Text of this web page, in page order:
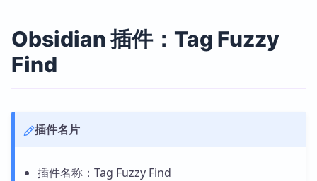
Obsidian 插件：Tag Fuzzy
Find
插件名片
插件名称：Tag Fuzzy Find